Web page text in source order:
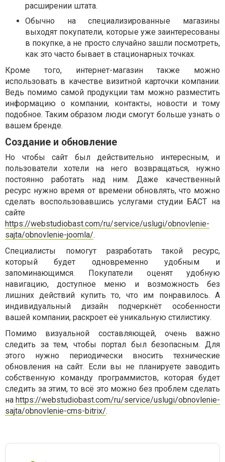
расширении штата.
Обычно на специализированные магазины
выходят покупатели, которые уже заинтересованы
в покупке, а не просто случайно зашли посмотреть,
как это часто бывает в стационарных точках.
Кроме того, интернет-магазин также можно
использовать в качестве визитной карточки компании.
Ведь помимо самой продукции там можно разместить
информацию о компании, контакты, новости и тому
подобное. Таким образом люди смогут больше узнать о
вашем бренде.
Создание и обновление
Но чтобы сайт был действительно интересным, и
пользователи хотели на него возвращаться, нужно
постоянно работать над ним. Даже качественный
ресурс нужно время от времени обновлять, что можно
сделать воспользовавшись услугами студии БАСТ на
сайте
https://webstudiobast.com/ru/service/uslugi/obnovlenie-
sajta/obnovlenie-joomla/.
Специалисты помогут разработать такой ресурс,
который будет одновременно удобным и
запоминающимся. Покупатели оценят удобную
навигацию, доступное меню и возможность без
лишних действий купить то, что им понравилось. А
индивидуальный дизайн подчеркнёт особенности
вашей компании, раскроет её уникальную стилистику.
Помимо визуальной составляющей, очень важно
следить за тем, чтобы портал был безопасным. Для
этого нужно периодически вносить технические
обновления на сайт. Если вы не планируете заводить
собственную команду программистов, которая будет
следить за этим, то всё это можно без проблем сделать
на https://webstudiobast.com/ru/service/uslugi/obnovlenie-
sajta/obnovlenie-cms-bitrix/.